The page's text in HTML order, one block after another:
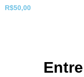
R$50,00